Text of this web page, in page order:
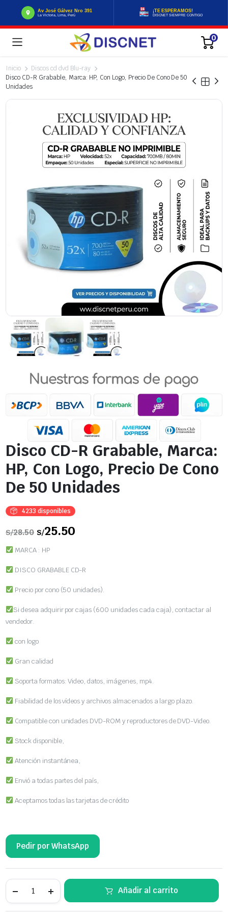
Av José Gálvez Nro 391
La Victoria, Lima, Perú
¡TE ESPERAMOS!
DISCNET SIEMPRE CONTIGO
0
Inicio
Discos cd dvd Blu-ray
Disco CD-R Grabable, Marca: HP, Con Logo, Precio De Cono De 50
Unidades
Disco CD-R Grabable, Marca:
HP, Con Logo, Precio De Cono
De 50 Unidades
4233 disponibles
S/28.50 El
precio
era:
S/25.50El
precio
MARCA : HP
DISCO GRABABLE CD-R
Precio por cono (50 unidades).
Si desea adquirir por cajas (600 unidades cada caja), contactar al
vendedor.
con logo
Gran calidad
Soporta formatos: Video, datos, imágenes, mp4.
Fiabilidad de los vídeos y archivos almacenados a largo plazo.
Compatible con unidades DVD-ROM y reproductores de DVD-Video.
Stock disponible,
Atención instantánea,
Envió a todas partes del país,
Aceptamos todas las tarjetas de crédito
Pedir por WhatsApp
CD-
Grabable,
Añadir al carrito